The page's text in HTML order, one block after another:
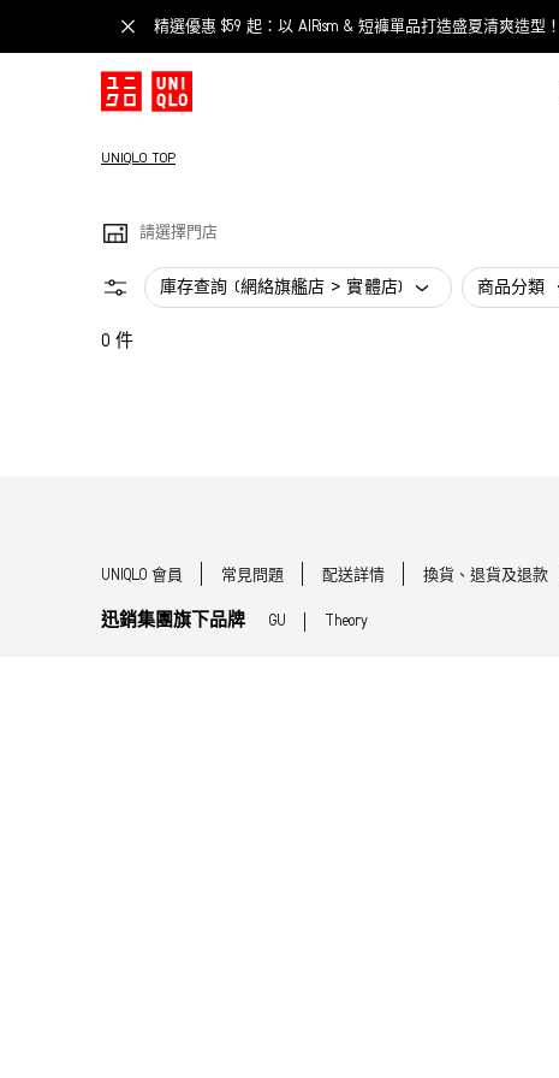
精選優惠 $59 起：以 AIRism & 短褲單品打造盛夏清爽造型！
UNIQLO TOP
請選擇門店
庫存查詢 (網絡旗艦店 > 實體店) 商品分類
0 件
UNIQLO 會員 常見問題 配送詳情 換貨、退貨及退款
迅銷集團旗下品牌 GU Theory